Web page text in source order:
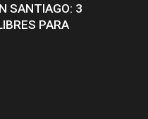
SANTIAGO: 3
PARA